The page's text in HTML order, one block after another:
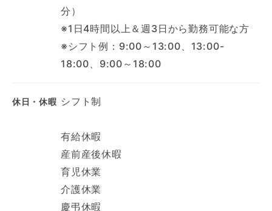
分）
※1日4時間以上＆週3日から勤務可能な方
※シフト例：9:00～13:00、13:00-
18:00、9:00～18:00
休日・休暇 シフト制
有給休暇
産前産後休暇
育児休業
介護休業
慶弔休暇